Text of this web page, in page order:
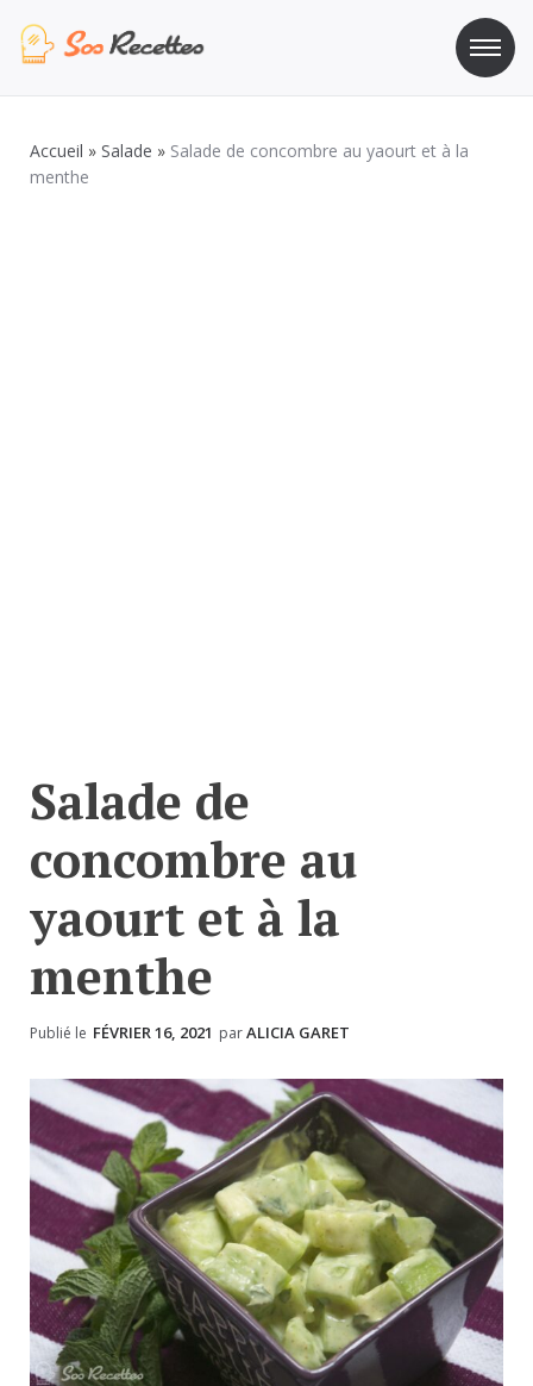
au
Accueil » Salade » Salade de concombre au yaourt et à la
menthe
Salade de
concombre au
yaourt et à la
menthe
Publié le FÉVRIER 16, 2021 parALICIA GARET